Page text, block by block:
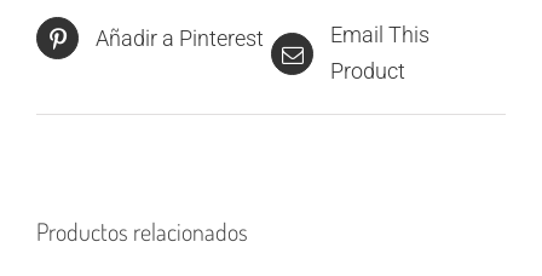
Añadir a Pinterest
Email This
Product
Productos relacionados